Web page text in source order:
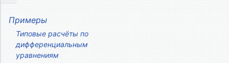
Примеры
Типовые расчёты по
дифференциальным
уравнениям